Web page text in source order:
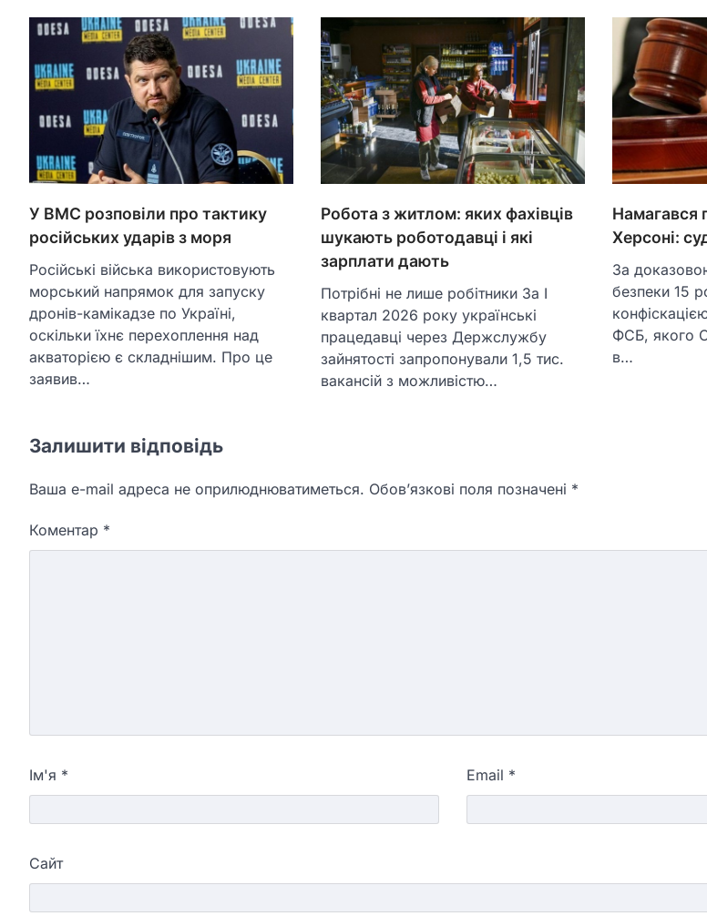
У ВМС розповіли про тактику
російських ударів з моря
Російські війська використовують
морський напрямок для запуску
дронів-камікадзе по Україні,
оскільки їхнє перехоплення над
акваторією є складнішим. Про це
заявив…
Робота з житлом: яких фахівців
шукають роботодавці і які
зарплати дають
Потрібні не лише робітники За І
квартал 2026 року українські
працедавці через Держслужбу
зайнятості запропонували 1,5 тис.
вакансій з можливістю…
Намагався
Херсоні:
За
безпеки 15
ФСБ, якого
в…
Залишити відповідь
Ваша e-mail адреса не оприлюднюватиметься. Обов’язкові поля позначені *
Коментар *
Ім'я * Email *
Сайт